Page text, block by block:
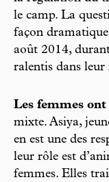
le camp. La
façon
août 2014,
ralentis dans leur
Les femmes
mixte. Asiya,
en est une des
leur rôle est
femmes. Elles